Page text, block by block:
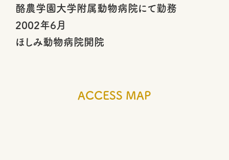
酪農学園大学附属動物病院にて勤務
2002年6月
ほしみ動物病院開院
ACCESS MAP